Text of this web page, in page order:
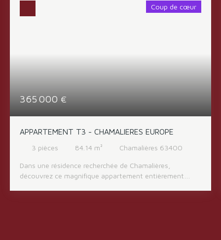
365 000 €
Coup de cœur
APPARTEMENT T3 - CHAMALIERES EUROPE
3 pièces 84.14 m² Chamalières 63400
Dans une résidence recherchée de Chamalières,
découvrez ce magnifique appartement entièrement